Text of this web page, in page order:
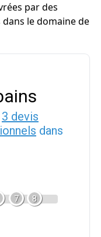
par des
le domaine de
3 devis
dans
7 8